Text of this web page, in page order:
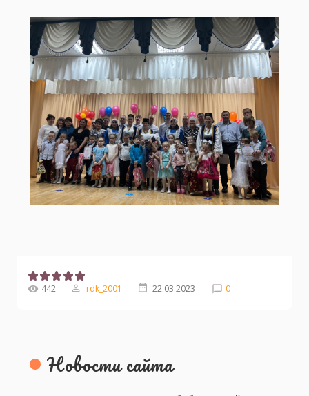
442 rdk_2001 22.03.2023 0
Новости сайта